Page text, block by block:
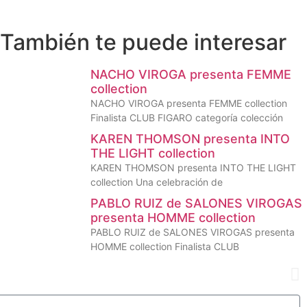
También te puede interesar
NACHO VIROGA presenta FEMME
collection
NACHO VIROGA presenta FEMME collection
Finalista CLUB FIGARO categoría colección
KAREN THOMSON presenta INTO
THE LIGHT collection
KAREN THOMSON presenta INTO THE LIGHT
collection Una celebración de
PABLO RUIZ de SALONES VIROGAS
presenta HOMME collection
PABLO RUIZ de SALONES VIROGAS presenta
HOMME collection Finalista CLUB